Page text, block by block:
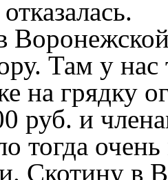
Там у
на грядку
руб. и
тогда
Скотину в